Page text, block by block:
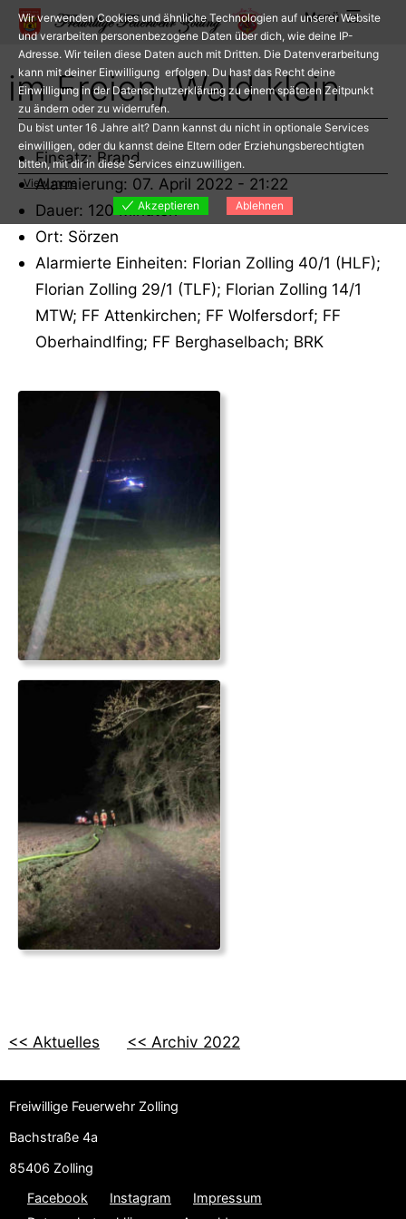
Zum
Inhalt
springen
Menü
im Freien, Wald klein
Einsatz: Brand
Alarmierung: 07. April 2022 - 21:22
Dauer: 120 Minuten
Ort: Sörzen
Alarmierte Einheiten: Florian Zolling 40/1 (HLF);
Florian Zolling 29/1 (TLF); Florian Zolling 14/1
MTW; FF Attenkirchen; FF Wolfersdorf; FF
Oberhaindlfing; FF Berghaselbach; BRK
<< Aktuelles << Archiv 2022
Freiwillige Feuerwehr Zolling
Bachstraße 4a
85406 Zolling
Facebook
Instagram
Impressum
Wir verwenden Cookies und ähnliche Technologien auf unserer Website
und verarbeiten personenbezogene Daten über dich, wie deine IP-
Adresse. Wir teilen diese Daten auch mit Dritten. Die Datenverarbeitung
kann mit deiner Einwilligung erfolgen. Du hast das Recht deine
Einwilligung in der Datenschutzerklärung zu einem späteren Zeitpunkt
zu ändern oder zu widerrufen.
Du bist unter 16 Jahre alt? Dann kannst du nicht in optionale Services
einwilligen, oder du kannst deine Eltern oder Erziehungsberechtigten
bitten, mit dir in diese Services einzuwilligen.
View more
Akzeptieren
Ablehnen